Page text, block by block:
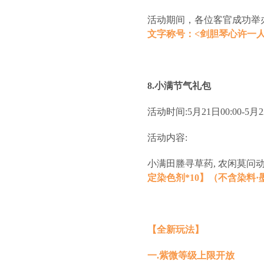
活动期间，各位客官成功
文字称号：<剑胆琴心许一
8.小满节气礼包
活动时间:5月21日00:00-5月
活动内容:
小满田塍寻草药, 农闲莫问
定染色剂*10】（不含染料·
【全新玩法】
一.紫微等级上限开放